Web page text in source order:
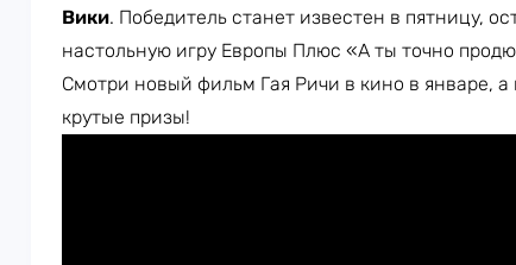
Вики. Победитель станет известен в пятницу,
настольную игру Европы Плюс «А ты точно
Смотри новый фильм Гая Ричи в кино в январе,
крутые призы!